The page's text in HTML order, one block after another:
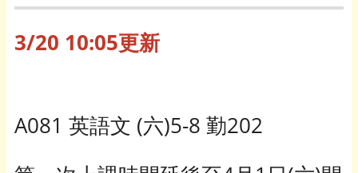
3/20 10:05更新
A081 英語文 (六)5-8 勤202